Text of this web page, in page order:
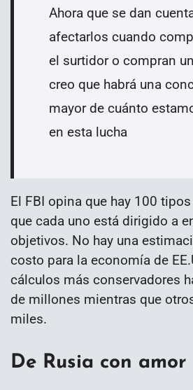
Ahora que se dan
afectarlos cuando
el surtidor o compran
creo que habrá una
mayor de cuánto
en esta lucha
El FBI opina que hay 100
que cada uno está dirigido a
objetivos. No hay una
costo para la economía de
cálculos más conservadores
de millones mientras que
miles.
De Rusia con amor